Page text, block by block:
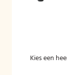
Kies een